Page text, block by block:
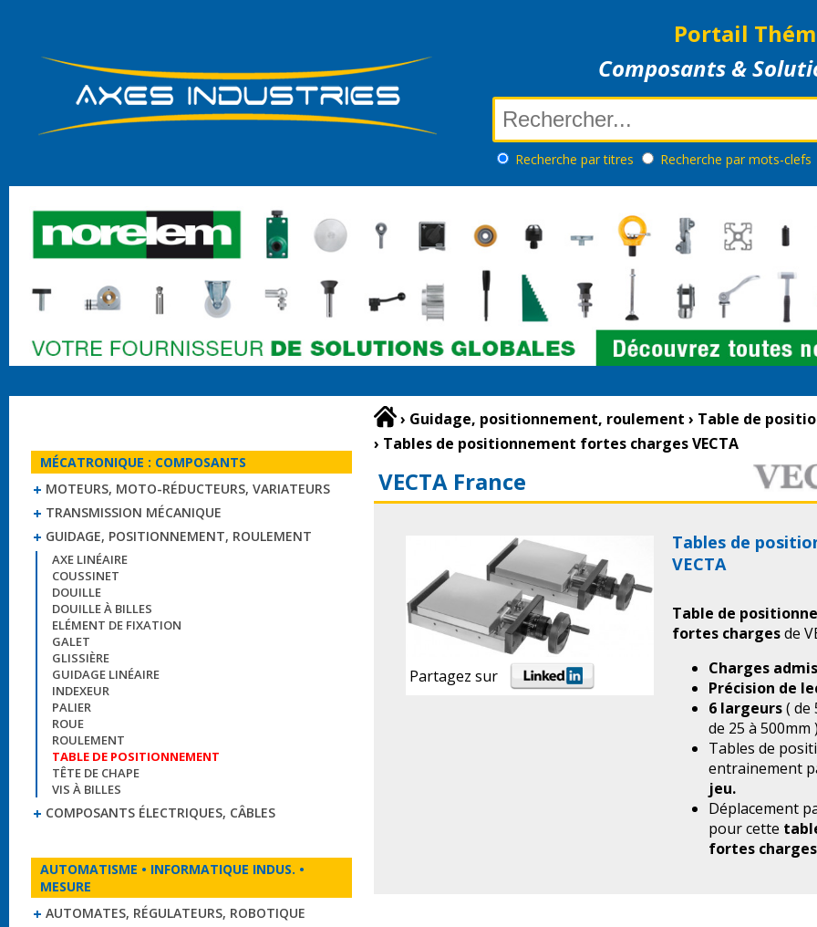
Portail
Composants &
Recherche par titres Recherche par mots-clefs
MÉCATRONIQUE : COMPOSANTS
MOTEURS, MOTO-RÉDUCTEURS, VARIATEURS
TRANSMISSION MÉCANIQUE
GUIDAGE, POSITIONNEMENT, ROULEMENT
AXE LINÉAIRE
COUSSINET
DOUILLE
DOUILLE À BILLES
ELÉMENT DE FIXATION
GALET
GLISSIÈRE
GUIDAGE LINÉAIRE
INDEXEUR
PALIER
ROUE
ROULEMENT
TABLE DE POSITIONNEMENT
TÊTE DE CHAPE
VIS À BILLES
COMPOSANTS ÉLECTRIQUES, CÂBLES
AUTOMATISME • INFORMATIQUE INDUS. •
MESURE
AUTOMATES, RÉGULATEURS, ROBOTIQUE
› Guidage, positionnement, roulement › Table de
› Tables de positionnement fortes charges VECTA
VECTA France
Partagez sur
Tables de
VECTA
Table de
fortes chargesde
Charges
Précision de
6 largeurs( de
de 25 à
Tables de
entrainement
jeu.
Déplacement
pour cette
fortes charges